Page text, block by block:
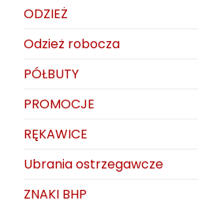
ODZIEŻ
Odzież robocza
PÓŁBUTY
PROMOCJE
RĘKAWICE
Ubrania ostrzegawcze
ZNAKI BHP